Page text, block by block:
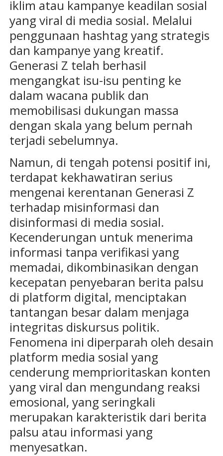
iklim atau kampanye keadilan sosial
yang viral di media sosial. Melalui
penggunaan hashtag yang strategis
dan kampanye yang kreatif.
Generasi Z telah berhasil
mengangkat isu-isu penting ke
dalam wacana publik dan
memobilisasi dukungan massa
dengan skala yang belum pernah
terjadi sebelumnya.
Namun, di tengah potensi positif ini,
terdapat kekhawatiran serius
mengenai kerentanan Generasi Z
terhadap misinformasi dan
disinformasi di media sosial.
Kecenderungan untuk menerima
informasi tanpa verifikasi yang
memadai, dikombinasikan dengan
kecepatan penyebaran berita palsu
di platform digital, menciptakan
tantangan besar dalam menjaga
integritas diskursus politik.
Fenomena ini diperparah oleh desain
platform media sosial yang
cenderung memprioritaskan konten
yang viral dan mengundang reaksi
emosional, yang seringkali
merupakan karakteristik dari berita
palsu atau informasi yang
menyesatkan.